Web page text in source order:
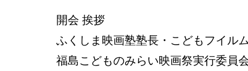
開会 挨拶
ふくしま映画塾塾⻑・こどもフイル
福島こどものみらい映画祭実行委員